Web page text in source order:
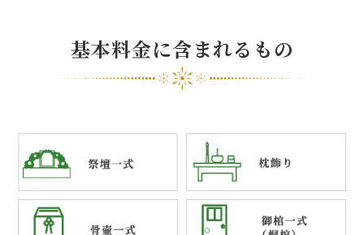
基本料金に含まれるもの